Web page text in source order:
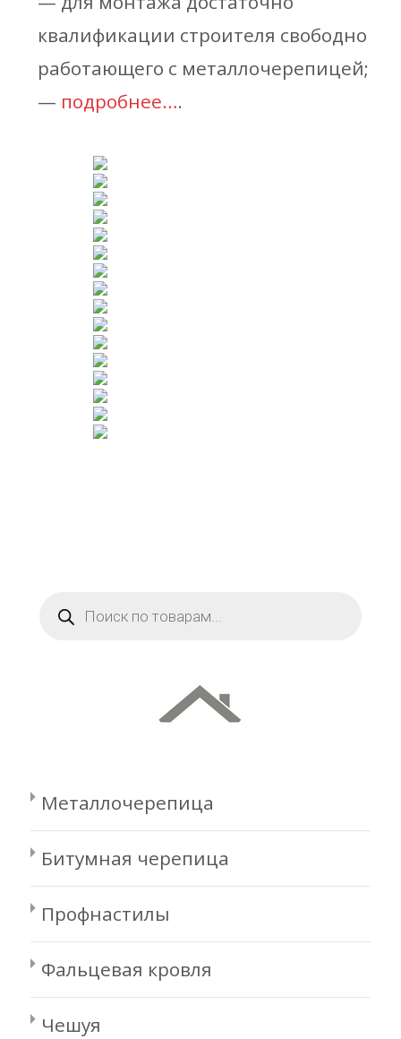
квалификации строителя свободно
работающего с металлочерепицей;
— подробнее….
товаров
Металлочерепица
Битумная черепица
Профнастилы
Фальцевая кровля
Чешуя